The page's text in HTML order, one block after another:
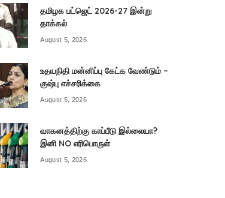
தமிழக பட்ஜெட் 2026-27 இன்று
தாக்கல்
August 5, 2026
உதயநிதி மன்னிப்பு கேட்க வேண்டும் –
குஷ்பு எச்சரிக்கை
August 5, 2026
வாகனத்திற்கு காப்பீடு இல்லையா?
இனி NO எரிபொருள்
August 5, 2026